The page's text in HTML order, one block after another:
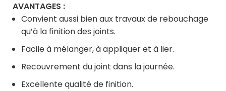
AVANTAGES :
Convient aussi bien aux travaux de rebouchage
qu’à la finition des joints.
Facile à mélanger, à appliquer et à lier.
Recouvrement du joint dans la journée.
Excellente qualité de finition.